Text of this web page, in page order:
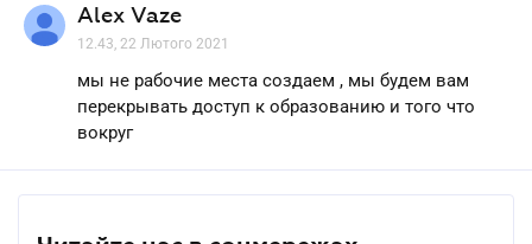
Alex Vaze
12.43, 22 Лютого 2021
мы не рабочие места создаем , мы будем вам
перекрывать доступ к образованию и того что
вокруг